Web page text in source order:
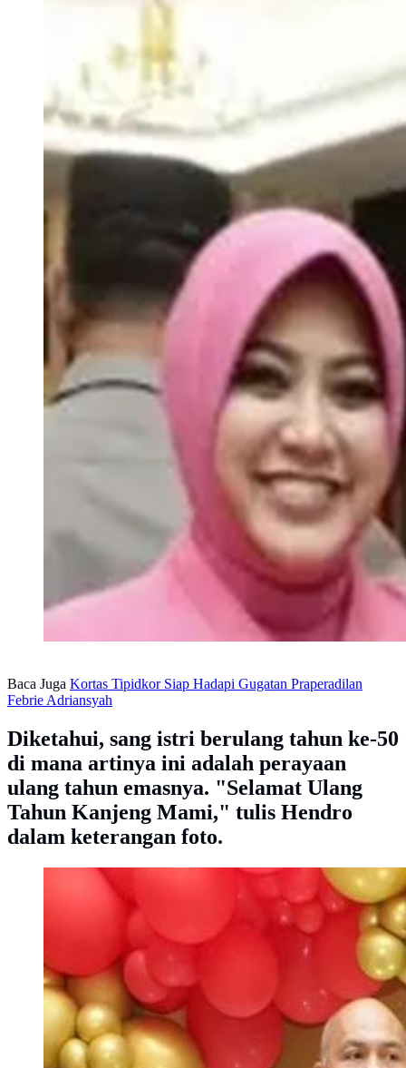
Baca Juga Kortas Tipidkor Siap Hadapi Gugatan Praperadilan
Febrie Adriansyah
Diketahui, sang istri berulang tahun ke-50
di mana artinya ini adalah perayaan
ulang tahun emasnya. "Selamat Ulang
Tahun Kanjeng Mami," tulis Hendro
dalam keterangan foto.